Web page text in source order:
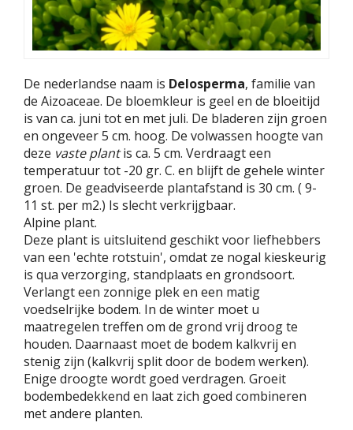
De nederlandse naam is Delosperma, familie van
de Aizoaceae. De bloemkleur is geel en de bloeitijd
is van ca. juni tot en met juli. De bladeren zijn groen
en ongeveer 5 cm. hoog. De volwassen hoogte van
deze vaste plantis ca. 5 cm. Verdraagt een
temperatuur tot -20 gr. C. en blijft de gehele winter
groen. De geadviseerde plantafstand is 30 cm. ( 9-
11 st. per m2.) Is slecht verkrijgbaar.
Alpine plant.
Deze plant is uitsluitend geschikt voor liefhebbers
van een 'echte rotstuin', omdat ze nogal kieskeurig
is qua verzorging, standplaats en grondsoort.
Verlangt een zonnige plek en een matig
voedselrijke bodem. In de winter moet u
maatregelen treffen om de grond vrij droog te
houden. Daarnaast moet de bodem kalkvrij en
stenig zijn (kalkvrij split door de bodem werken).
Enige droogte wordt goed verdragen. Groeit
bodembedekkend en laat zich goed combineren
met andere planten.